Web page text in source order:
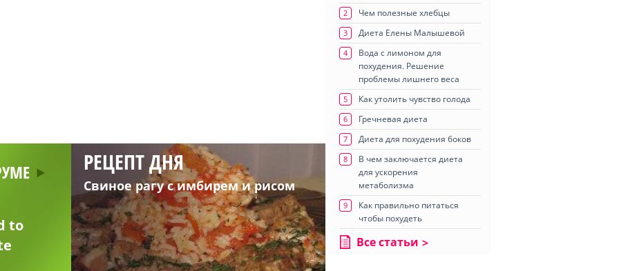
to
РЕЦЕПТ ДНЯ
Свиное рагу с имбирем и рисом
2 Чем полезные хлебцы
3 Диета Елены Малышевой
4
Вода с лимоном для
похудения. Решение
проблемы лишнего веса
5 Как утолить чувство голода
6 Гречневая диета
7 Диета для похудения боков
8
В чем заключается диета
для ускорения
метаболизма
9
Как правильно питаться
чтобы похудеть
Все статьи